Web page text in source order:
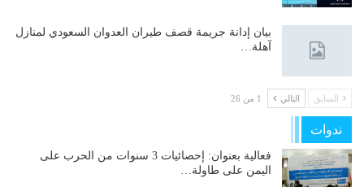
بيان إدانة جريمة قصف طيران العدوان السعودي لمنازل
آهلة…
السابق التالي 1 من 26
ندوات
فعالية بعنوان: إحصائيات 3 سنوات من الحرب على
اليمن على طاولة…